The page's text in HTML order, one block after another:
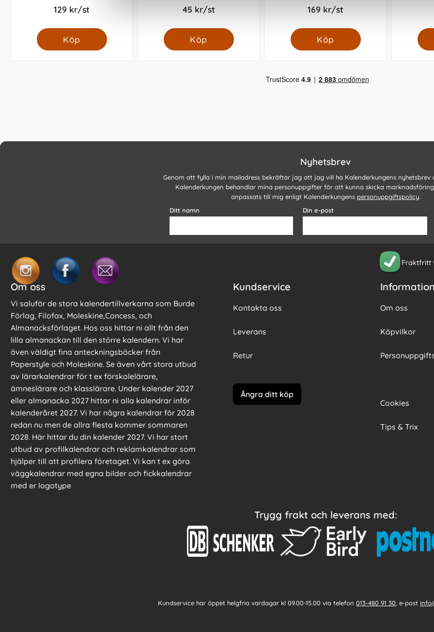
129 kr/st
Köp
45 kr/st
Köp
169 kr/st
Köp
Nyhetsbrev
Genom att fylla i min mailadress bekräftar jag att jag vill ha Kalenderkungens nyhetsbrev
Kalenderkungen behandlar mina personuppgifter för att kunna skicka
anpassats till mig enligt Kalenderkungens personuppgiftspolicy.
Ditt namn
Din e-post
Fraktfritt
Om oss
Vi saluför de stora kalendertillverkarna som Burde
Förlag, Filofax, Moleskine,Concess, och
Almanacksförlaget. Hos oss hittar ni allt från den
lilla almanackan till den större kalendern. Vi har
även väldigt fina anteckningsböcker från
Paperstyle och Moleskine. Se även vårt stora utbud
av lärarkalendrar för t ex förskolelärare,
ämneslärare och klasslärare. Under kalender 2027
eller almanacka 2027 hittar ni alla kalendrar inför
kalenderåret 2027. Vi har några kalendrar för 2028
redan nu men de allra flesta kommer sommaren
2028. Här hittar du din kalender 2027. Vi har stort
utbud av profilkalendrar och reklamkalendrar som
hjälper till att profilera företaget. Vi kan t ex göra
väggkalendrar med egna bilder och fickkalendrar
med er logotype
Kundservice
Kontakta oss
Leverans
Retur
Ångra ditt köp
Om oss
Köpvilkor
Cookies
Tips & Trix
Trygg frakt och leverans med:
Kundservice har öppet helgfria vardagar kl 09.00-15.00 via telefon 013-480 91 30 , e-post